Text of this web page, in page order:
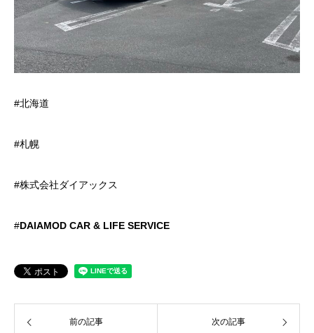
#北海道
#札幌
#株式会社ダイアックス
#DAIAMOD CAR & LIFE SERVICE
前の記事 次の記事